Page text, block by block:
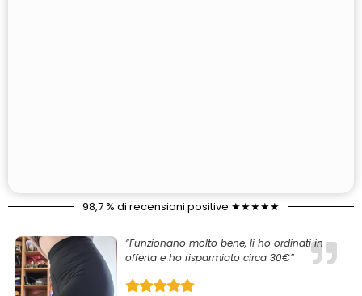
98,7 % di recensioni positive ★★★★★
“Funzionano molto bene, li ho ordinati in
offerta e ho risparmiato circa 30€”